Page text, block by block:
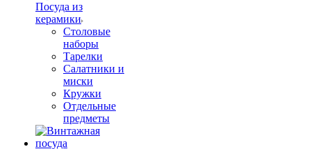
Посуда из
керамики
Столовые
наборы
Тарелки
Салатники и
миски
Кружки
Отдельные
предметы